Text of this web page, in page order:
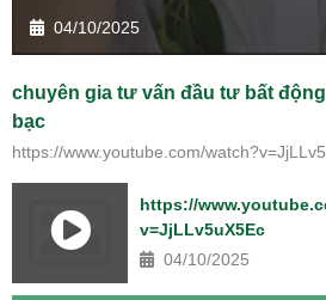
04/10/2025
chuyên gia tư vấn đầu tư bất
bạc
https://www.youtube.com/
https://
v=JjLLv5uX5Ec
04/10/2025